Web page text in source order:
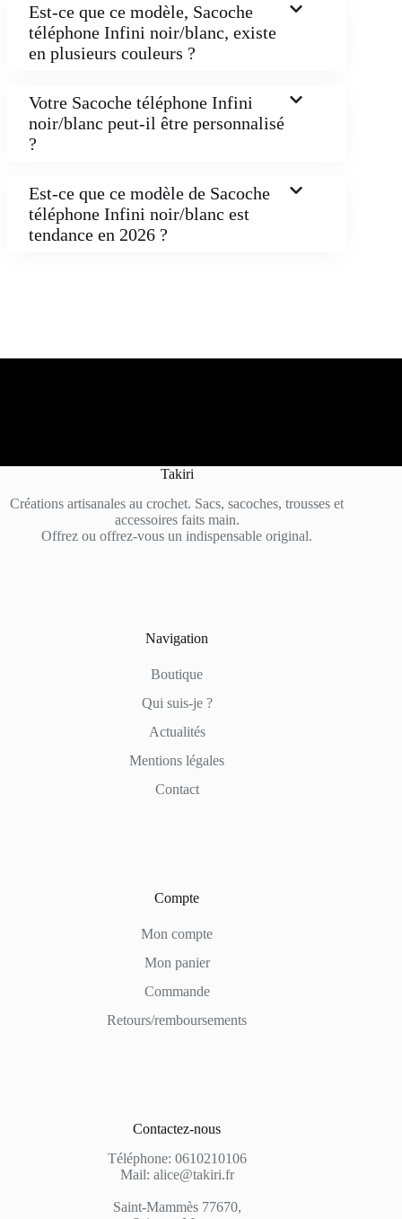
Est-ce que ce modèle, Sacoche
téléphone Infini noir/blanc, existe
en plusieurs couleurs ?
Votre Sacoche téléphone Infini
noir/blanc peut-il être personnalisé
?
Est-ce que ce modèle de Sacoche
téléphone Infini noir/blanc est
tendance en 2026 ?
Takiri
Créations artisanales au crochet. Sacs, sacoches, trousses et
accessoires faits main.
Offrez ou offrez-vous un indispensable original.
Navigation
Boutique
Qui suis-je ?
Actualités
Mentions légales
Contact
Compte
Mon compte
Mon panier
Commande
Retours/remboursements
Contactez-nous
Téléphone: 0610210106
Mail: alice@takiri.fr
Saint-Mammès 77670,